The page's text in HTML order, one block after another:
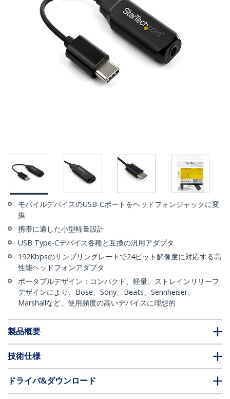
モバイルデバイスのUSB-Cポートをヘッドフォンジャックに変
換
携帯に適した小型軽量設計
USB Type-Cデバイス各種と互換の汎用アダプタ
192Kbpsのサンプリングレートで24ビット解像度に対応する高
性能ヘッドフォンアダプタ
ポータブルデザイン：コンパクト、軽量、ストレインリリーフ
デザインにより、Bose、Sony、Beats、Sennheiser、
Marshallなど、使用頻度の高いデバイスに理想的
製品概要
技術仕様
ドライバ&ダウンロード